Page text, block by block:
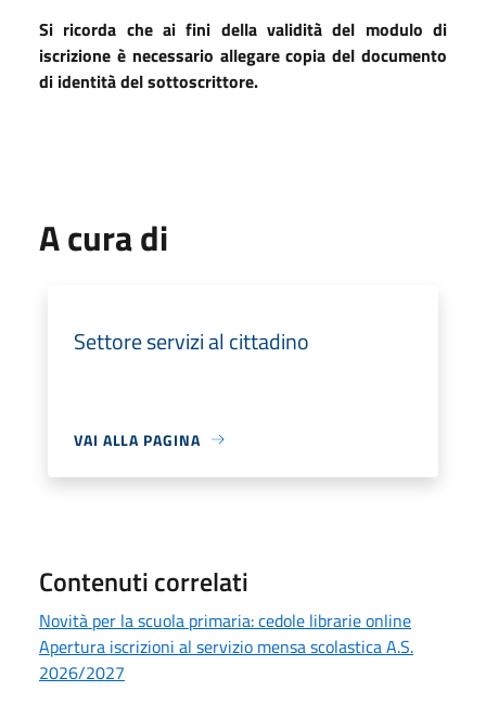
Si ricorda che ai fini della validità del modulo di
iscrizione è necessario allegare copia del documento
di identità del sottoscrittore.
A cura di
Settore servizi al cittadino
VAI ALLA PAGINA
Contenuti correlati
Novità per la scuola primaria: cedole librarie online
Apertura iscrizioni al servizio mensa scolastica A.S.
2026/2027